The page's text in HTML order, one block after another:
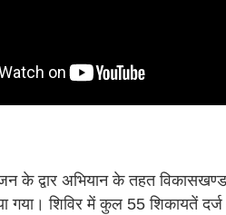
द्वार अभियान के तहत विकासखण्ड
गया। शिविर में कुल 55 शिकायतें